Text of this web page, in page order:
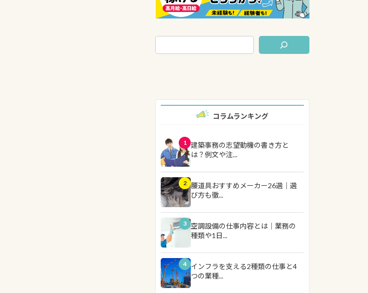
コラムランキング
1
建築事務の志望動機の書き方と
は？例文や注...
2
腰道具おすすめメーカー26選｜選
び方も徹...
3
空調設備の仕事内容とは｜業務の
種類や1日...
4
インフラを支える2種類の仕事と4
つの業種...